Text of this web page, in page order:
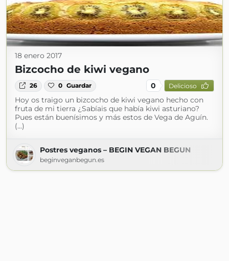
18 enero 2017
Bizcocho de kiwi vegano
26 0 Guardar 0 Delicioso
Hoy os traigo un bizcocho de kiwi vegano hecho con
fruta de mi tierra ¿Sabíais que había kiwi asturiano?
Pues están buenísimos y más estos de Vega de Aguín.
(...)
Postres veganos – BEGIN VEGAN BEGUN
beginveganbegun.es